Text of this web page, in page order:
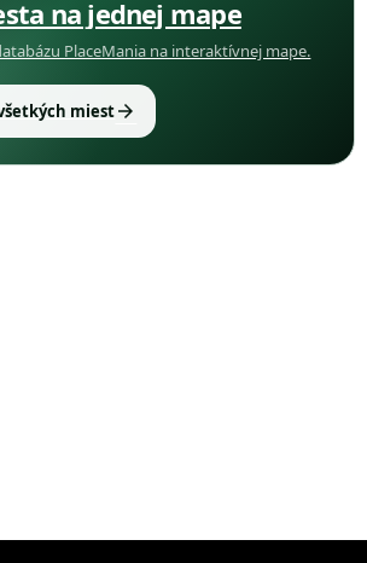
na jednej mape
PlaceMania na interaktívnej mape.
miestarrow_forward